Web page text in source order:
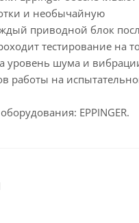
и необычайную
приводной блок
тестирование на
уровень шума и
работы на
EPPINGER.